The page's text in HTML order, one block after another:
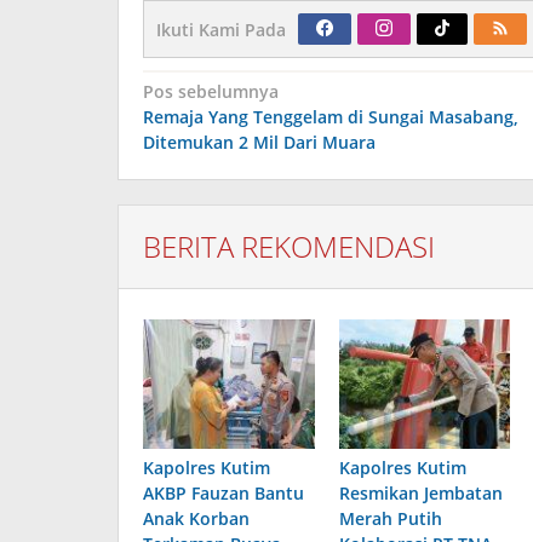
Ikuti Kami Pada
Navigasi
pos
Pos sebelumnya
Remaja Yang Tenggelam di Sungai Masabang,
Ditemukan 2 Mil Dari Muara
BERITA REKOMENDASI
Kapolres Kutim
AKBP Fauzan Bantu
Anak Korban
Kapolres Kutim
Resmikan Jembatan
Merah Putih